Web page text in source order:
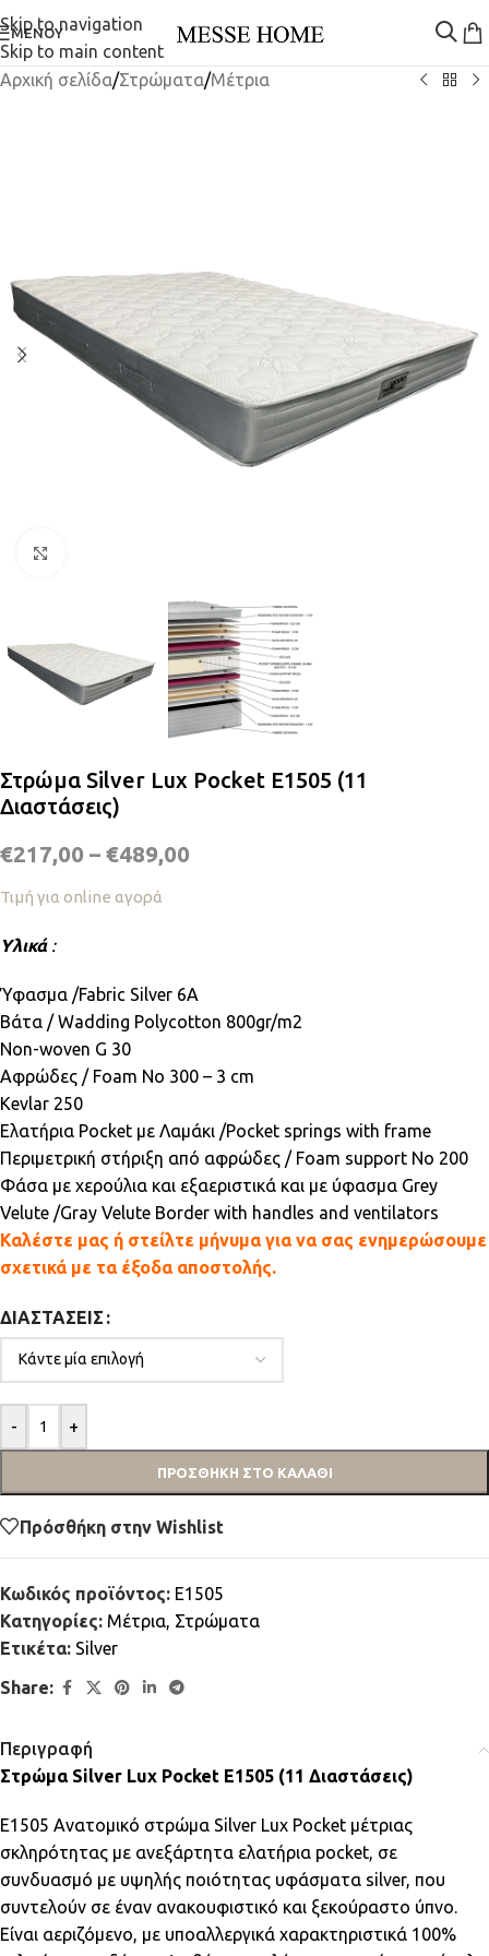
Skip to navigation
Skip to main content
ΜΕΝΟΎ
Αρχική σελίδα/Στρώματα/Μέτρια
Στρώμα Silver Lux Pocket E1505 (11
Διαστάσεις)
€217,00 – €489,00
Τιμή για online αγορά
Υλικά :
Ύφασμα /Fabric Silver 6A
Βάτα / Wadding Polycotton 800gr/m2
Non-woven G 30
Αφρώδες / Foam Νο 300 – 3 cm
Kevlar 250
Ελατήρια Pocket με Λαμάκι /Pocket springs with frame
Περιμετρική στήριξη από αφρώδες / Foam support Νο 200
Φάσα με χερούλια και εξαεριστικά και με ύφασμα Grey
Velute /Gray Velute Border with handles and ventilators
Καλέστε μας ή στείλτε μήνυμα για να σας ενημερώσουμε
σχετικά με τα έξοδα αποστολής.
ΔΙΑΣΤΆΣΕΙΣ
- +
ΠΡΟΣΘΉΚΗ ΣΤΟ ΚΑΛΆΘΙ
Πρόσθήκη στην Wishlist
Κωδικός προϊόντος: E1505
Κατηγορίες: Μέτρια, Στρώματα
Ετικέτα: Silver
Share:
Περιγραφή
Στρώμα Silver Lux Pocket E1505 (11 Διαστάσεις)
E1505 Ανατομικό στρώμα Silver Lux Pocket μέτριας
σκληρότητας με ανεξάρτητα ελατήρια pocket, σε
συνδυασμό με υψηλής ποιότητας υφάσματα silver, που
συντελούν σε έναν ανακουφιστικό και ξεκούραστο ύπνο.
Είναι αεριζόμενο, με υποαλλεργικά χαρακτηριστικά 100%